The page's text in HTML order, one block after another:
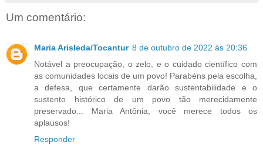
Um comentário:
Maria Arisleda/Tocantur 8 de outubro de 2022 às 20:36
Notável a preocupação, o zelo, e o cuidado científico com
as comunidades locais de um povo! Parabéns pela escolha,
a defesa, que certamente darão sustentabilidade e o
sustento histórico de um povo tão merecidamente
preservado... Maria Antônia, você merece todos os
aplausos!
Responder